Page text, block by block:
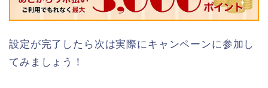
設定が完了したら次は実際にキャンペーンに参加し
てみましょう！